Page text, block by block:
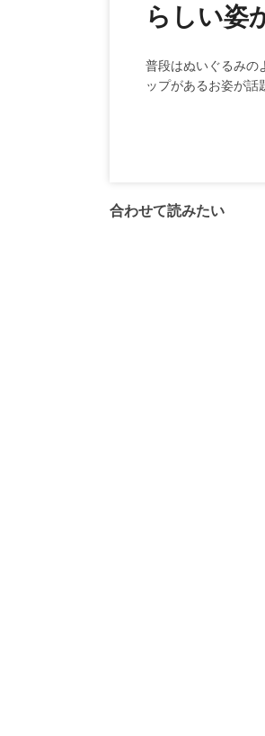
らしい姿
普段はぬいぐるみの
ップがあるお姿が話
合わせて読みたい